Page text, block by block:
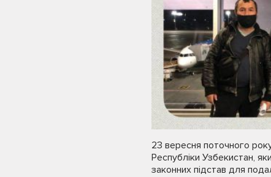
23 вересня поточного
Республіки Узбекистан,
законних підстав для